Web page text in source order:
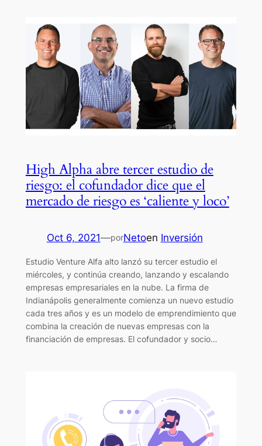
High Alpha abre tercer estudio de
riesgo: el cofundador dice que el
mercado de riesgo es ‘caliente y loco’
Oct 6, 2021—porNetoen Inversión
Estudio Venture Alfa alto lanzó su tercer estudio el
miércoles, y continúa creando, lanzando y escalando
empresas empresariales en la nube. La firma de
Indianápolis generalmente comienza un nuevo estudio
cada tres años y es un modelo de emprendimiento que
combina la creación de nuevas empresas con la
financiación de empresas. El cofundador y socio…